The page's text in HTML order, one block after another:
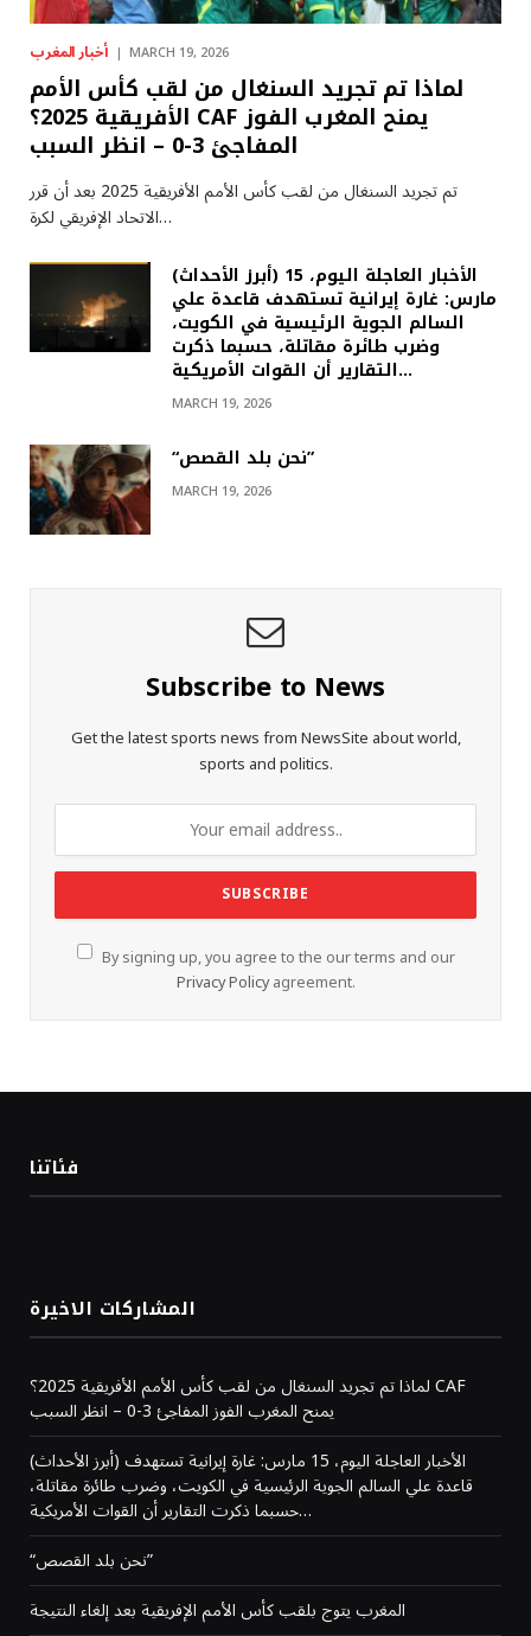
أخبار المغرب MARCH 19, 2026
لماذا تم تجريد السنغال من لقب كأس الأمم
الأفريقية 2025؟ CAF يمنح المغرب الفوز
المفاجئ 3-0 – انظر السبب
تم تجريد السنغال من لقب كأس الأمم الأفريقية 2025 بعد أن قرر
الاتحاد الإفريقي لكرة…
(أبرز الأحداث) الأخبار العاجلة اليوم، 15
مارس: غارة إيرانية تستهدف قاعدة علي
السالم الجوية الرئيسية في الكويت،
وضرب طائرة مقاتلة، حسبما ذكرت
التقارير أن القوات الأمريكية…
MARCH 19, 2026
“نحن بلد القصص”
MARCH 19, 2026
Subscribe to News
Get the latest sports news from NewsSite about world,
sports and politics.
By signing up, you agree to the our terms and our
Privacy Policyagreement.
فئاتنا
المشاركات الاخيرة
لماذا تم تجريد السنغال من لقب كأس الأمم الأفريقية 2025؟ CAF
يمنح المغرب الفوز المفاجئ 3-0 – انظر السبب
(أبرز الأحداث) الأخبار العاجلة اليوم، 15 مارس: غارة إيرانية تستهدف
قاعدة علي السالم الجوية الرئيسية في الكويت، وضرب طائرة مقاتلة،
حسبما ذكرت التقارير أن القوات الأمريكية…
“نحن بلد القصص”
المغرب يتوج بلقب كأس الأمم الإفريقية بعد إلغاء النتيجة